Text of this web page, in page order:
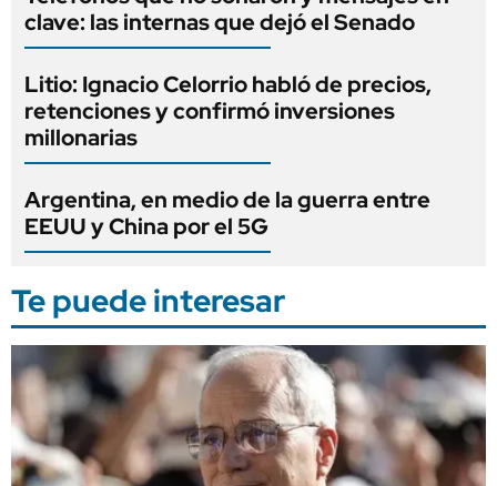
clave: las internas que dejó el Senado
Litio: Ignacio Celorrio habló de precios,
retenciones y confirmó inversiones
millonarias
Argentina, en medio de la guerra entre
EEUU y China por el 5G
Te puede interesar